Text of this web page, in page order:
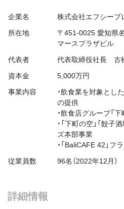
企業名
株式会社エフシープ
所在地
〒451-0025 愛知県
マースプラザビル
代表者
代表取締役社長 古
資本金
5,000万円
事業内容
・飲食業を対象とし
の提供
・飲食店グループ「
・「下町の空」「餃
ズ本部事業
・「BaliCAFE 42」
従業員数
96名（2022年12月）
詳細情報